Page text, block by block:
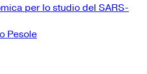
per lo studio del SARS-
Pesole